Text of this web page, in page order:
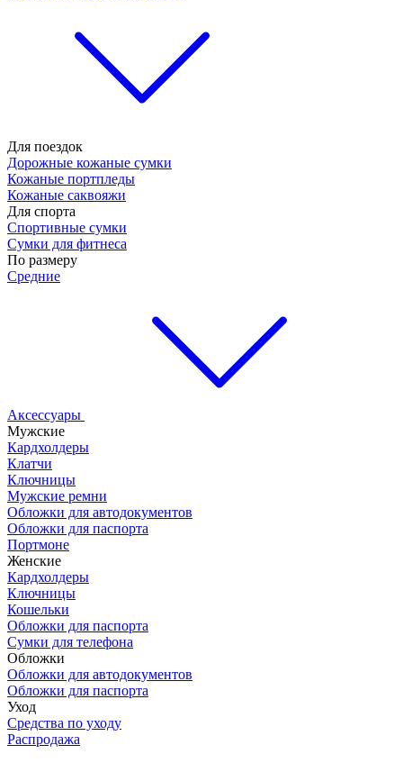
Для поездок
Дорожные кожаные сумки
Кожаные портпледы
Кожаные саквояжи
Для спорта
Спортивные сумки
Сумки для фитнеса
По размеру
Средние
Аксессуары
Мужские
Кардхолдеры
Клатчи
Ключницы
Мужские ремни
Обложки для автодокументов
Обложки для паспорта
Портмоне
Женские
Кардхолдеры
Ключницы
Кошельки
Обложки для паспорта
Сумки для телефона
Обложки
Обложки для автодокументов
Обложки для паспорта
Уход
Средства по уходу
Распродажа